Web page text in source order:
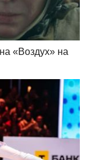
«Воздух» на